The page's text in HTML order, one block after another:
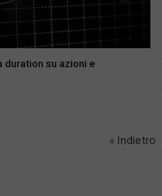
duration su azioni e
« Indietro